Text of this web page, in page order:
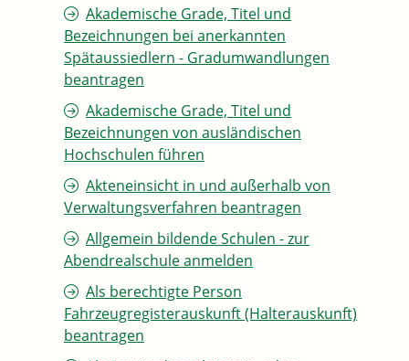
Akademische Grade, Titel und
Bezeichnungen bei anerkannten
Spätaussiedlern - Gradumwandlungen
beantragen
Akademische Grade, Titel und
Bezeichnungen von ausländischen
Hochschulen führen
Akteneinsicht in und außerhalb von
Verwaltungsverfahren beantragen
Allgemein bildende Schulen - zur
Abendrealschule anmelden
Als berechtigte Person
Fahrzeugregisterauskunft (Halterauskunft)
beantragen